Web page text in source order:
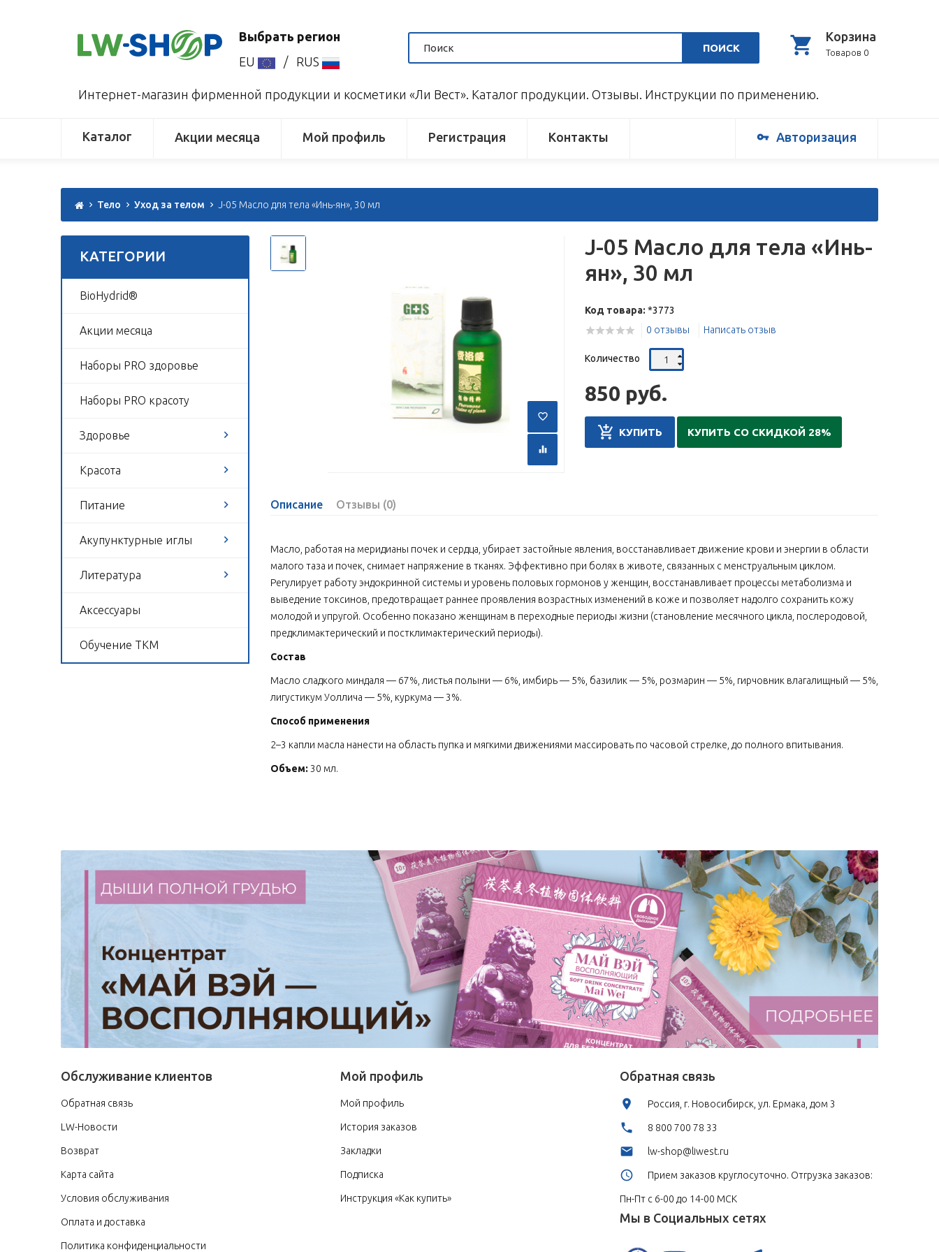
Корзина
Товаров 0
ПОИСК
Выбрать регион
EU
/ RUS
Интернет-магазин фирменной продукции и косметики «Ли Вест». Каталог продукции. Отзывы. Инструкции по применению.
Каталог Акции месяца Мой профиль Регистрация Контакты Авторизация
Тело Уход за телом J-05 Масло для тела «Инь-ян», 30 мл
КАТЕГОРИИ
BioHydrid®
Акции месяца
Наборы PRO здоровье
Наборы PRO красоту
Здоровье
Красота
Питание
Акупунктурные иглы
Литература
Аксессуары
Обучение ТКМ
J-05 Масло для тела «Инь-
ян», 30 мл
Код товара: *3773
0 отзывы
Написать отзыв
Количество
850 руб.
КУПИТЬ КУПИТЬ СО СКИДКОЙ 28%
Описание Отзывы (0)
Масло, работая на меридианы почек и сердца, убирает застойные явления, восстанавливает движение крови и энергии в области
малого таза и почек, снимает напряжение в тканях. Эффективно при болях в животе, связанных с менструальным циклом.
Регулирует работу эндокринной системы и уровень половых гормонов у женщин, восстанавливает процессы метаболизма и
выведение токсинов, предотвращает раннее проявления возрастных изменений в коже и позволяет надолго сохранить кожу
молодой и упругой. Особенно показано женщинам в переходные периоды жизни (становление месячного цикла, послеродовой,
предклимактерический и постклимактерический периоды).
Состав
Масло сладкого миндаля — 67%, листья полыни — 6%, имбирь — 5%, базилик — 5%, розмарин — 5%, гирчовник влагалищный — 5%,
лигустикум Уоллича — 5%, куркума — 3%.
Способ применения
2–3 капли масла нанести на область пупка и мягкими движениями массировать по часовой стрелке, до полного впитывания.
Объем: 30 мл.
Обслуживание клиентов
Обратная связь
LW-Новости
Возврат
Карта сайта
Условия обслуживания
Оплата и доставка
Политика конфиденциальности
Мой профиль
Мой профиль
История заказов
Закладки
Подписка
Инструкция «Как купить»
Обратная связь
Россия, г. Новосибирск, ул. Ермака, дом 3
8 800 700 78 33
lw-shop@liwest.ru
Прием заказов круглосуточно. Отгрузка заказов:
Пн-Пт с 6-00 до 14-00 МСК
Мы в Социальных сетях